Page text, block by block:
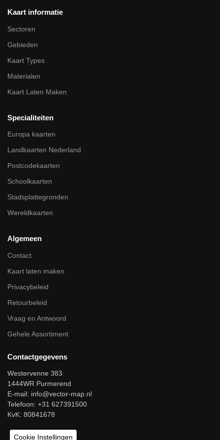
Kaart informatie
Sectoren
Gebieden
Kaart Types
Materialen
Kaart Laten Maken
Specialiteiten
Europa kaarten
Landkaarten Nederland
Postcodekaarten
Schoolkaarten
Stadsplattegronden
Wereldkaarten
Algemeen
Contact
Kaart laten maken
Privacybeleid
Retourbeleid
Vraag en Antwoord
Gehele Assortiment
Contactgegevens
Westervenne 383
1444WR Purmerend
E-mail: info@vector-map.nl
Telefoon: +31 627391500
KvK: 80841678
Cookie Instellingen